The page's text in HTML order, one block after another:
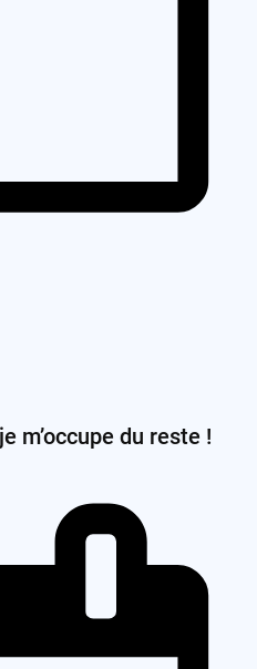
m’occupe du reste !